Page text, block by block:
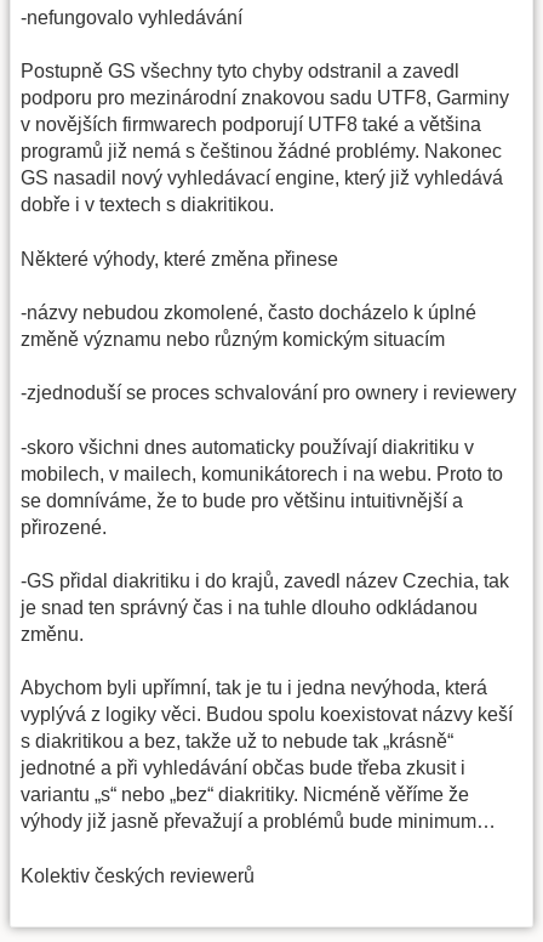
-nefungovalo vyhledávání
Postupně GS všechny tyto chyby odstranil a zavedl
podporu pro mezinárodní znakovou sadu UTF8, Garminy
v novějších firmwarech podporují UTF8 také a většina
programů již nemá s češtinou žádné problémy. Nakonec
GS nasadil nový vyhledávací engine, který již vyhledává
dobře i v textech s diakritikou.
Některé výhody, které změna přinese
-názvy nebudou zkomolené, často docházelo k úplné
změně významu nebo různým komickým situacím
-zjednoduší se proces schvalování pro ownery i reviewery
-skoro všichni dnes automaticky používají diakritiku v
mobilech, v mailech, komunikátorech i na webu. Proto to
se domníváme, že to bude pro většinu intuitivnější a
přirozené.
-GS přidal diakritiku i do krajů, zavedl název Czechia, tak
je snad ten správný čas i na tuhle dlouho odkládanou
změnu.
Abychom byli upřímní, tak je tu i jedna nevýhoda, která
vyplývá z logiky věci. Budou spolu koexistovat názvy keší
s diakritikou a bez, takže už to nebude tak „krásně“
jednotné a při vyhledávání občas bude třeba zkusit i
variantu „s“ nebo „bez“ diakritiky. Nicméně věříme že
výhody již jasně převažují a problémů bude minimum…
Kolektiv českých reviewerů